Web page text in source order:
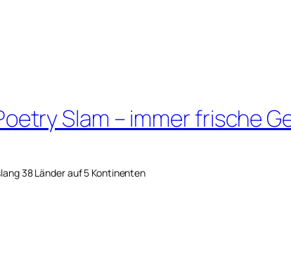
Slam – immer frische
38 Länder auf 5 Kontinenten